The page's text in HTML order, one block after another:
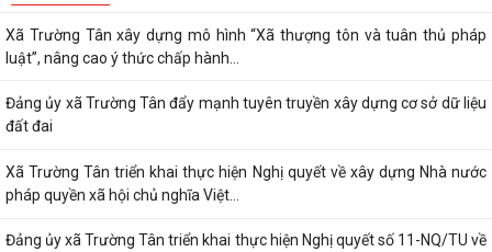
Xã Trường Tân xây dựng mô hình “Xã thượng tôn và tuân thủ pháp
luật”, nâng cao ý thức chấp hành...
Đảng ủy xã Trường Tân đẩy mạnh tuyên truyền xây dựng cơ sở dữ liệu
đất đai
Xã Trường Tân triển khai thực hiện Nghị quyết về xây dựng Nhà nước
pháp quyền xã hội chủ nghĩa Việt...
Đảng ủy xã Trường Tân triển khai thực hiện Nghị quyết số 11-NQ/TU về